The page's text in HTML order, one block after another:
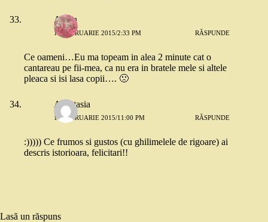
Adina
11 FEBRUARIE 2015/2:33 PM RĂSPUNDE
Ce oameni…Eu ma topeam in alea 2 minute cat o
cantareau pe fii-mea, ca nu era in bratele mele si altele
pleaca si isi lasa copii…. 🙁
Anastasia
11 FEBRUARIE 2015/11:00 PM RĂSPUNDE
:))))) Ce frumos si gustos (cu ghilimelele de rigoare) ai
descris istorioara, felicitari!!
Lasă un răspuns